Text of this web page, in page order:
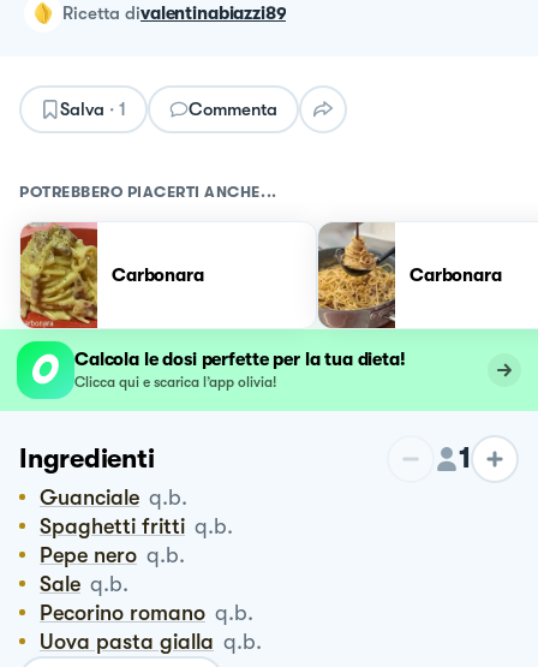
ricetta divalentinabiazzi89
Salva · 1 Commenta
POTREBBERO PIACERTI ANCHE...
Carbonara Carbonara
Calcola le dosi perfette per la tua dieta!
Clicca qui e scarica l’app olivia!
Ingredienti 1
Guanciale q.b.
Spaghetti fritti q.b.
Pepe nero q.b.
Sale q.b.
Pecorino romano q.b.
Uova pasta gialla q.b.